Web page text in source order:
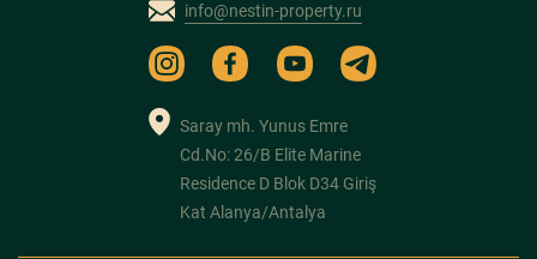
info@nestin-property.ru
Saray mh. Yunus Emre
Cd.No: 26/B Elite Marine
Residence D Blok D34 Giriş
Kat Alanya/Antalya